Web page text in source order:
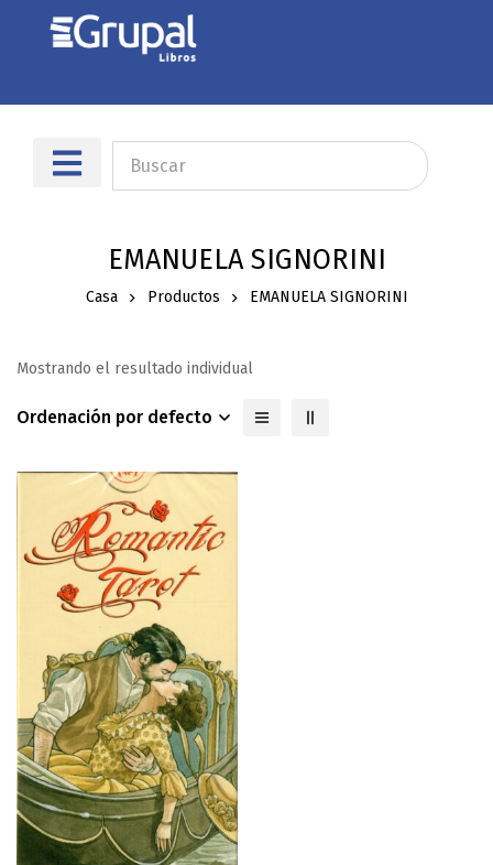
EMANUELA SIGNORINI
Casa Productos EMANUELA SIGNORINI
Mostrando el resultado individual
Ordenación por defecto